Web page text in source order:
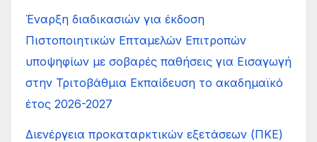
Έναρξη διαδικασιών για έκδοση
Πιστοποιητικών Επταμελών Επιτροπών
υποψηφίων με σοβαρές παθήσεις για Εισαγωγή
στην Τριτοβάθμια Εκπαίδευση το ακαδημαϊκό
έτος 2026-2027
Διενέργεια προκαταρκτικών εξετάσεων (ΠΚΕ)